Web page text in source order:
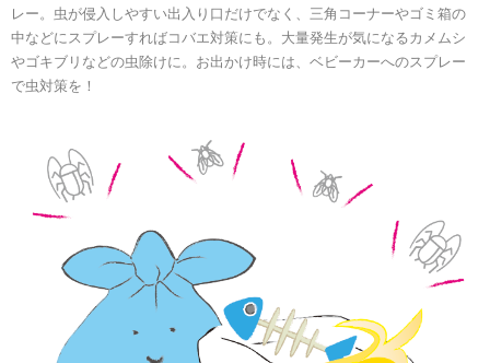
レー。虫が侵入しやすい出入り口だけでなく、三角コーナーやゴミ箱の
中などにスプレーすればコバエ対策にも。大量発生が気になるカメムシ
やゴキブリなどの虫除けに。お出かけ時には、ベビーカーへのスプレー
で虫対策を！